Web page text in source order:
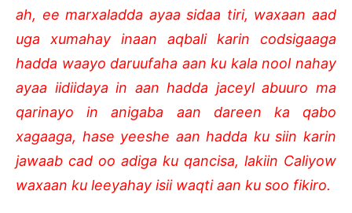
ah, ee marxaladda ayaa sidaa tiri, waxaan aad
uga xumahay inaan aqbali karin codsigaaga
hadda waayo daruufaha aan ku kala nool nahay
ayaa iidiidaya in aan hadda jaceyl abuuro ma
qarinayo in anigaba aan dareen ka qabo
xagaaga, hase yeeshe aan hadda ku siin karin
jawaab cad oo adiga ku qancisa, lakiin Caliyow
waxaan ku leeyahay isii waqti aan ku soo fikiro.